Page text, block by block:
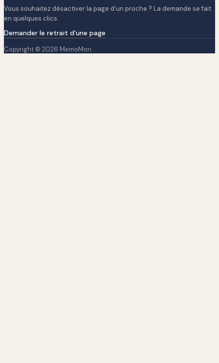
Vous souhaitez désactiver la page d'un proche ? La demande se fait
en quelques clics.
Demander le retrait d'une page
Copyright © 2026 MemoMori